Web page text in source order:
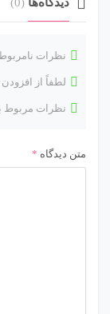
نظرات نامربوط
لطفاً از
نظرات مربوط
متن دیدگاه *